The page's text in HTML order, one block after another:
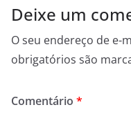
Deixe um
O seu endereço de e-
obrigatórios são
Comentário *